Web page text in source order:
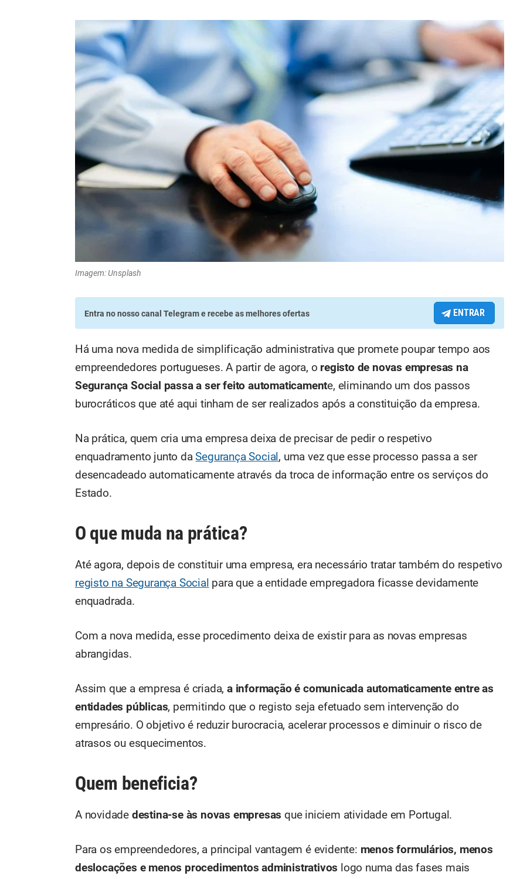
Imagem: Unsplash
Entra no nosso canal Telegrame recebe as melhores ofertas ENTRAR
Há uma nova medida de simplificação administrativa que promete poupar tempo aos
empreendedores portugueses. A partir de agora, o registo de novas empresas na
Segurança Social passa a ser feito automaticamente, eliminando um dos passos
burocráticos que até aqui tinham de ser realizados após a constituição da empresa.
Na prática, quem cria uma empresa deixa de precisar de pedir o respetivo
enquadramento junto daSegurança Social , uma vez que esse processo passa a ser
desencadeado automaticamente através da troca de informação entre os serviços do
Estado.
O que muda na prática?
Até agora, depois de constituir uma empresa, era necessário tratar também do respetivo
registo na Segurança Social para que a entidade empregadora ficasse devidamente
enquadrada.
Com a nova medida, esse procedimento deixa de existir para as novas empresas
abrangidas.
Assim que a empresa é criada, a informação é comunicada automaticamente entre as
entidades públicas, permitindo que o registo seja efetuado sem intervenção do
empresário. O objetivo é reduzir burocracia, acelerar processos e diminuir o risco de
atrasos ou esquecimentos.
Quem beneficia?
A novidade destina-se às novas empresas que iniciem atividade em Portugal.
Para os empreendedores, a principal vantagem é evidente: menos formulários, menos
deslocações e menos procedimentos administrativos logo numa das fases mais